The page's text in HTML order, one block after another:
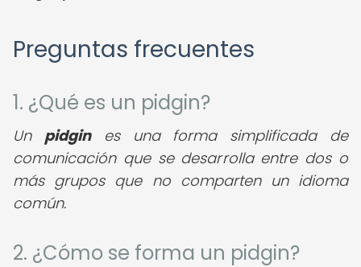
Preguntas frecuentes
1. ¿Qué es un pidgin?
Un pidgines una forma simplificada de
comunicación que se desarrolla entre dos o
más grupos que no comparten un idioma
común.
2. ¿Cómo se forma un pidgin?